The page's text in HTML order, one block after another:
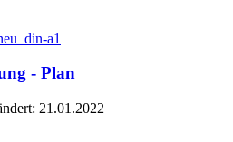
- Plan
21.01.2022